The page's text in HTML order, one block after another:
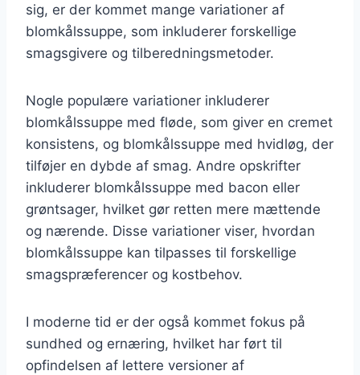
sig, er der kommet mange variationer af
blomkålssuppe, som inkluderer forskellige
smagsgivere og tilberedningsmetoder.
Nogle populære variationer inkluderer
blomkålssuppe med fløde, som giver en cremet
konsistens, og blomkålssuppe med hvidløg, der
tilføjer en dybde af smag. Andre opskrifter
inkluderer blomkålssuppe med bacon eller
grøntsager, hvilket gør retten mere mættende
og nærende. Disse variationer viser, hvordan
blomkålssuppe kan tilpasses til forskellige
smagspræferencer og kostbehov.
I moderne tid er der også kommet fokus på
sundhed og ernæring, hvilket har ført til
opfindelsen af lettere versioner af